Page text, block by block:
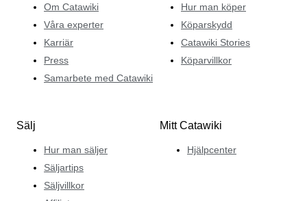
Om Catawiki
Våra experter
Karriär
Press
Samarbete med Catawiki
Hur man köper
Köparskydd
Catawiki Stories
Köparvillkor
Sälj
Hur man säljer
Säljartips
Säljvillkor
Mitt Catawiki
Hjälpcenter